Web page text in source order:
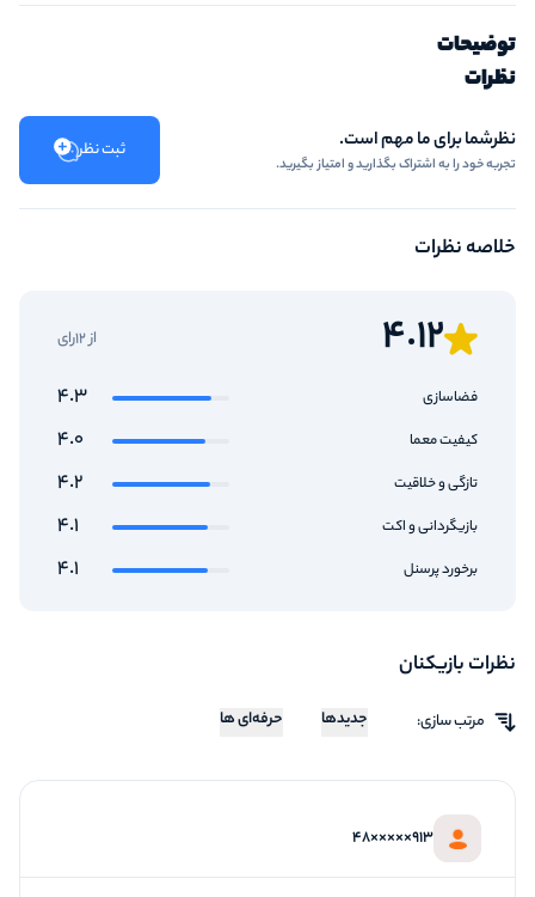
توضیحات
نظرات
نظرشما برای ما مهم است.
تجربه خود را به اشتراک بگذارید و امتیاز بگیرید.
ثبت نظر
خلاصه نظرات
4.12 از 12رای
فضاسازی 4.3
کیفیت معما 4.0
تازگی و خلاقیت 4.2
بازیگردانی و اکت 4.1
برخورد پرسنل 4.1
نظرات بازیکنان
مرتب سازی: جدیدها حرفه‌ای ها
913×××××48